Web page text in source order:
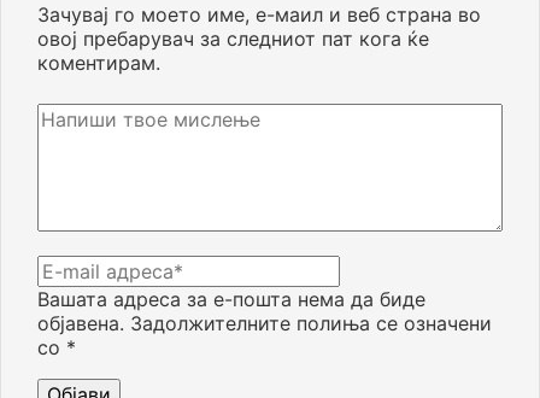
Вашата адреса за е-пошта нема да биде
објавена. Задолжителните полиња се означени
со *
Зачувај го моето име, е-маил и веб страна во
овој пребарувач за следниот пат кога ќе
коментирам.